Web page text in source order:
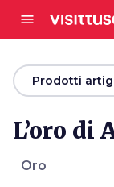
menu
arrow_backProdotti
L’oro di
Oro